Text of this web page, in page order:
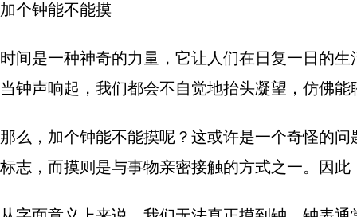
加个钟能不能摸
时间是一种神奇的力量，它让人们在日复一日的
当钟声响起，我们都会不自觉地抬头凝望，仿佛
那么，加个钟能不能摸呢？这或许是一个奇怪的
标志，而摸则是与事物亲密接触的方式之一。因